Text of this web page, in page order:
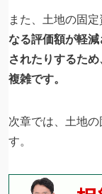
また、土地の固定
なる評価額が軽
されたりするた
複雑です。
次章では、土地
す。